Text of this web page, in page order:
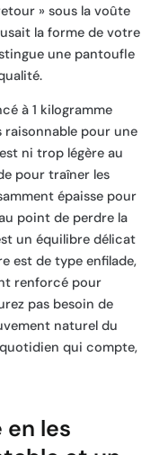
» sous la voûte
la forme de votre
une pantoufle
à 1 kilogramme
raisonnable pour une
ni trop légère au
pour traîner les
épaisse pour
point de perdre la
un équilibre délicat
est de type enfilade,
renforcé pour
pas besoin de
naturel du
qui compte,
en les